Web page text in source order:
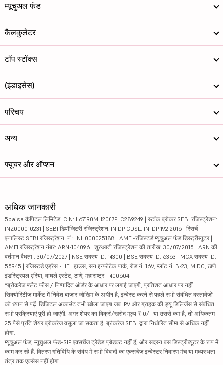
म्यूचुअल फंड
कैलकुलेटर
टॉप स्टॉक्स
(इंडाइसेस)
परिचय
अन्य
फ्यूचर और ऑप्शन
अधिक जानकारी
5paisa कैपिटल लिमिटेड. CIN: L67190MH2007PLC289249 | स्टॉक ब्रोकर SEBI रजिस्ट्रेशन:
INZ000010231 | SEBI डिपॉजिटरी रजिस्ट्रेशन: IN DP CDSL: IN-DP-192-2016 | रिसर्च
एनालिस्ट SEBI रजिस्ट्रेशन. नं.: INH000025188 | AMFI-रजिस्टर्ड म्यूचुअल फंड डिस्ट्रीब्यूटर |
AMFI रजिस्ट्रेशन नंबर: ARN-104096 | शुरुआती रजिस्ट्रेशन की तारीख: 30/07/2015 | ARN की
वर्तमान वैधता : 30/07/2027 | NSE सदस्य ID: 14300 | BSE सदस्य ID: 6363 | MCX सदस्य ID:
55945 | रजिस्टर्ड एड्रेस - IIFL हाउस, सन इन्फोटेक पार्क, रोड नं. 16V, प्लॉट नं. B-23, MIDC, ठाणे
इंडस्ट्रियल एरिया, वाघले एस्टेट, ठाणे, महाराष्ट्र - 400604
*ब्रोकरेज फ्लैट फीस / निष्पादित ऑर्डर के आधार पर लगाई जाएगी, प्रतिशत आधार पर नहीं.
सिक्योरिटीज़ मार्केट में निवेश बाजार जोखिम के अधीन है, इन्वेस्ट करने से पहले सभी संबंधित दस्तावेज़ों
को ध्यान से पढ़ें. डिजिटल अकाउंट तभी खोला जाएगा जब IPV और ग्राहक की ड्यू डिलिजेंस से संबंधित
सभी प्रक्रियाएं पूरी हो जाएंगी. अगर शेयर का बिक्री/खरीद मूल्य ₹10/- या उससे कम है, तो अधिकतम
25 पैसे प्रति शेयर ब्रोकरेज वसूला जा सकता है. ब्रोकरेज SEBI द्वारा निर्धारित सीमा से अधिक नहीं
होगा.
म्यूचुअल फंड, म्यूचुअल फंड-SIP एक्सचेंज ट्रेडेड प्रोडक्ट नहीं हैं, और सदस्य बस डिस्ट्रीब्यूटर के रूप में
काम कर रहे हैं. वितरण गतिविधि के संबंध में सभी विवादों का एक्सचेंज इन्वेस्टर निवारण मंच या मध्यस्थता
तंत्र तक एक्सेस नहीं होगा.